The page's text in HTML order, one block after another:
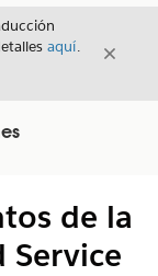
aquí.
Cerrar
de la
Service